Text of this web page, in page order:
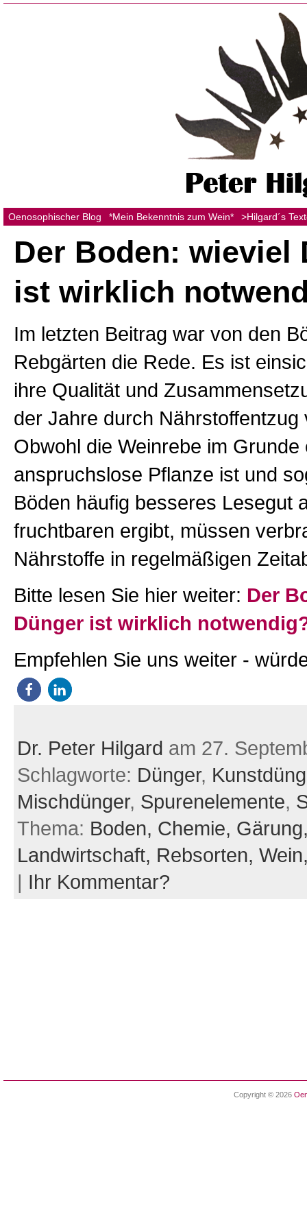
Oenosophischer Blog *Mein Bekenntnis zum Wein* >Hilgard´s
Der Boden: wieviel
ist wirklich
Im letzten Beitrag war von den
Rebgärten die Rede. Es ist
ihre Qualität und
der Jahre durch Nährstoffentzug
Obwohl die Weinrebe im Grunde
anspruchslose Pflanze ist und
Böden häufig besseres Lesegut
fruchtbaren ergibt, müssen
Nährstoffe in regelmäßigen
Bitte lesen Sie hier weiter: Der
Dünger ist wirklich
Empfehlen Sie uns weiter -
Dr. Peter Hilgard am 27.
Schlagworte: Dünger,
Mischdünger, Spurenelemente,
Thema: Boden, Chemie,
Landwirtschaft, Rebsorten,
| Ihr Kommentar?
Copyright © 2026